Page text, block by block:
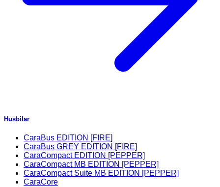
Husbilar
CaraBus EDITION [FIRE]
CaraBus GREY EDITION [FIRE]
CaraCompact EDITION [PEPPER]
CaraCompact MB EDITION [PEPPER]
CaraCompact Suite MB EDITION [PEPPER]
CaraCore